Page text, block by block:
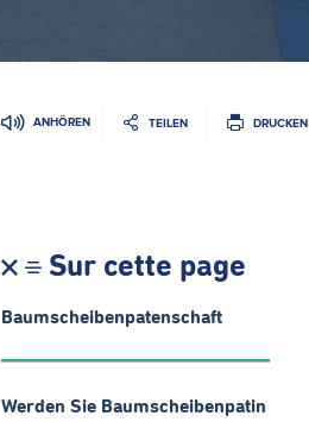
ANHÖREN TEILEN DRUCKEN
Sur cette page
Baumscheibenpatenschaft
Werden Sie Baumscheibenpatin